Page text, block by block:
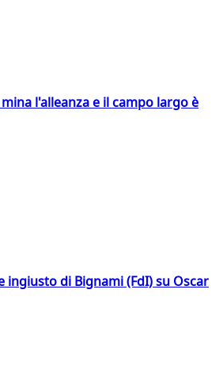
l'alleanza e il campo largo è
di Bignami (FdI) su Oscar